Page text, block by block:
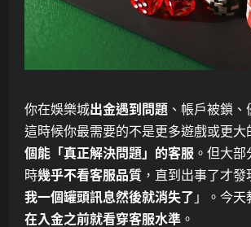
你在娛樂城出金遇到問題 、帳戶被鎖
這時候你最需要的不是更多遊戲或更大
個能「真正解決問題」的客服 。但大
時幾乎不看客服品質 ，直到出事了才
我一個罐頭訊息然後就消失了 」。今
在入金之前就看穿客服水準 。